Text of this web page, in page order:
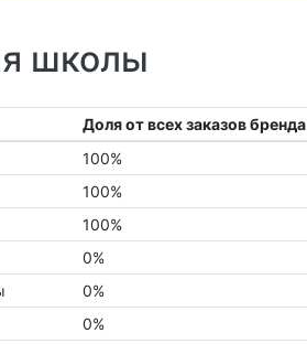
школы
Доля от всех заказов бренда
100%
100%
100%
0%
0%
0%